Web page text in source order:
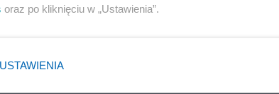
wkrótce całkowicie zniknie. Trzeba je wyrzucać?
oraz po kliknięciu w „Ustawienia”.
USTAWIENIA